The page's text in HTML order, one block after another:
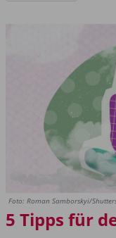
Foto: Roman Samborskyi/
5 Tipps für